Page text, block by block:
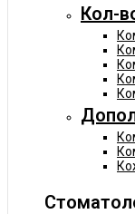
Кол-